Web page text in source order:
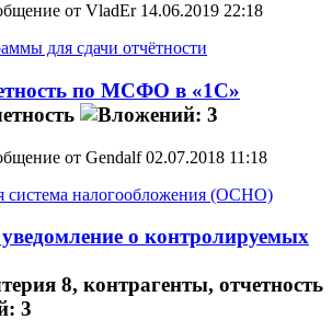
от VladEr 14.06.2019 22:18
для сдачи отчётности
по МСФО в «1С»
от Gendalf 02.07.2018 11:18
система налогообложения (ОСНО)
о контролируемых